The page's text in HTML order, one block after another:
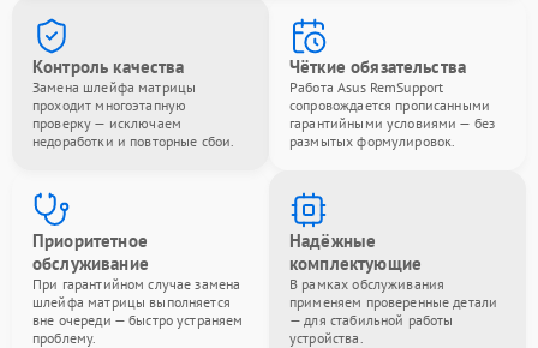
Контроль качества
Замена шлейфа матрицы
проходит многоэтапную
проверку — исключаем
недоработки и повторные сбои.
Чёткие обязательства
Работа Asus RemSupport
сопровождается прописанными
гарантийными условиями — без
размытых формулировок.
Приоритетное
обслуживание
При гарантийном случае замена
шлейфа матрицы выполняется
вне очереди — быстро устраняем
проблему.
Надёжные
комплектующие
В рамках обслуживания
применяем проверенные детали
— для стабильной работы
устройства.